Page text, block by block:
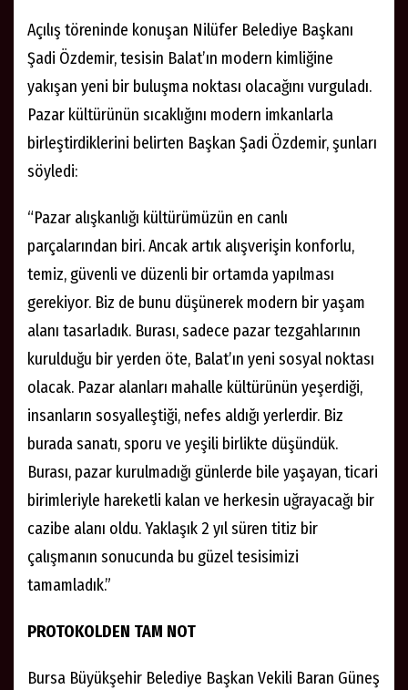
Açılış töreninde konuşan Nilüfer Belediye Başkanı
Şadi Özdemir, tesisin Balat’ın modern kimliğine
yakışan yeni bir buluşma noktası olacağını vurguladı.
Pazar kültürünün sıcaklığını modern imkanlarla
birleştirdiklerini belirten Başkan Şadi Özdemir, şunları
söyledi:
“Pazar alışkanlığı kültürümüzün en canlı
parçalarından biri. Ancak artık alışverişin konforlu,
temiz, güvenli ve düzenli bir ortamda yapılması
gerekiyor. Biz de bunu düşünerek modern bir yaşam
alanı tasarladık. Burası, sadece pazar tezgahlarının
kurulduğu bir yerden öte, Balat’ın yeni sosyal noktası
olacak. Pazar alanları mahalle kültürünün yeşerdiği,
insanların sosyalleştiği, nefes aldığı yerlerdir. Biz
burada sanatı, sporu ve yeşili birlikte düşündük.
Burası, pazar kurulmadığı günlerde bile yaşayan, ticari
birimleriyle hareketli kalan ve herkesin uğrayacağı bir
cazibe alanı oldu. Yaklaşık 2 yıl süren titiz bir
çalışmanın sonucunda bu güzel tesisimizi
tamamladık.”
PROTOKOLDEN TAM NOT
Bursa Büyükşehir Belediye Başkan Vekili Baran Güneş